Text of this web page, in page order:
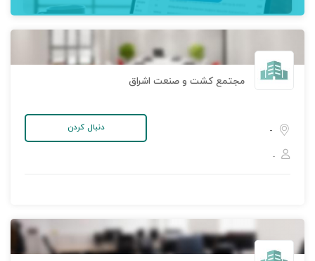
مجتمع کشت و صنعت اشراق
-
-
دنبال کردن